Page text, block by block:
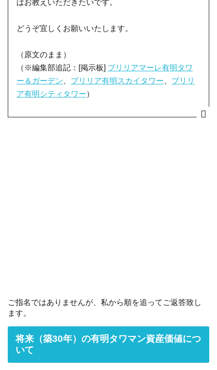
ばお教えいただきたいです。
どうぞ宜しくお願いいたします。
（原文のまま）
（※編集部追記：[掲示板] ブリリアマーレ有明タワ
ー＆ガーデン、 ブリリア有明スカイタワー、 ブリリ
ア有明シティタワー）
ご指名ではありませんが、私から順を追ってご返答致し
ます。
将来（築30年）の有明タワマン資産価値につ
いて